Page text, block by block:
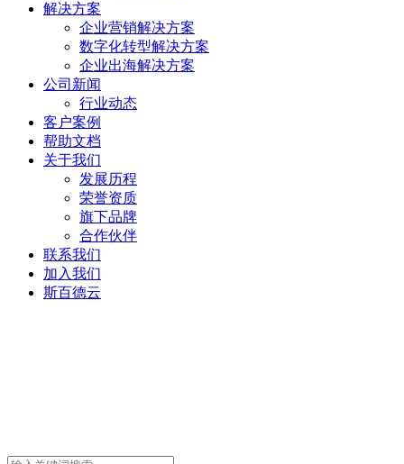
解决方案
企业营销解决方案
数字化转型解决方案
企业出海解决方案
公司新闻
行业动态
客户案例
帮助文档
关于我们
发展历程
荣誉资质
旗下品牌
合作伙伴
联系我们
加入我们
斯百德云